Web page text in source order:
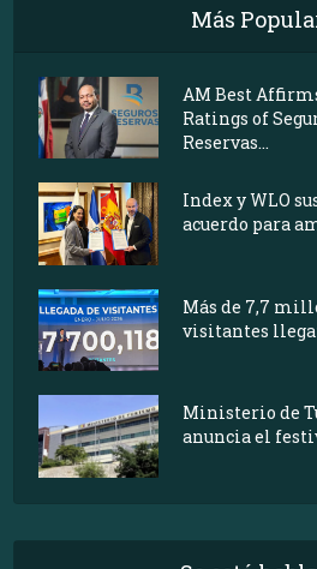
Más
AM Best
Ratings of
Reservas...
Index y WLO
acuerdo para
Más de 7,7
visitantes
Ministerio de
anuncia el